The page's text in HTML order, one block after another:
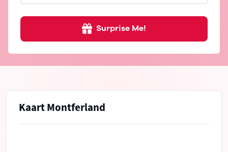
Surprise Me!
Kaart Montferland